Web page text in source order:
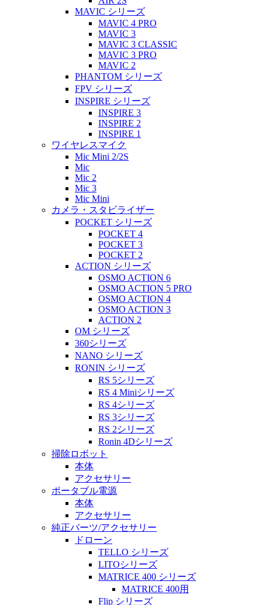
MAVIC シリーズ
MAVIC 4 PRO
MAVIC 3
MAVIC 3 CLASSIC
MAVIC 3 PRO
MAVIC 2
PHANTOM シリーズ
FPV シリーズ
INSPIRE シリーズ
INSPIRE 3
INSPIRE 2
INSPIRE 1
ワイヤレスマイク
Mic Mini 2/2S
Mic
Mic 2
Mic 3
Mic Mini
カメラ・スタビライザー
POCKET シリーズ
POCKET 4
POCKET 3
POCKET 2
ACTION シリーズ
OSMO ACTION 6
OSMO ACTION 5 PRO
OSMO ACTION 4
OSMO ACTION 3
ACTION 2
OM シリーズ
360シリーズ
NANO シリーズ
RONIN シリーズ
RS 5シリーズ
RS 4 Miniシリーズ
RS 4シリーズ
RS 3シリーズ
RS 2シリーズ
Ronin 4Dシリーズ
掃除ロボット
本体
アクセサリー
ポータブル電源
本体
アクセサリー
純正パーツ/アクセサリー
ドローン
TELLO シリーズ
LITOシリーズ
MATRICE 400 シリーズ
MATRICE 400用
Flip シリーズ